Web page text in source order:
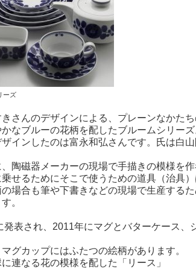
ーズ
きさんのデザインによる、プレーンなかた
なブルーの花柄を配したブルームシリーズ
インしたのは富永和弘さんです。氏は白
陶磁器メーカーの現場で手描きの模様を
乗せるためにそこで使うための道具（治具
の場合も筆や下書きなどの現場で生産する
。
発表され、2011年にマグとバターケース、
グカップにはふたつの絵柄があります。
に連なる花の模様を配した「リース」